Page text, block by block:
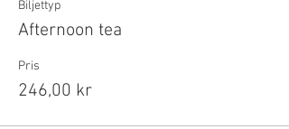
Biljettyp
Afternoon tea
Pris
246,00 kr